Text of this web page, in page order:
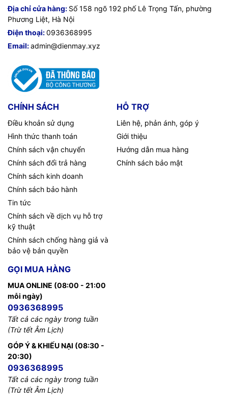
Địa chỉ cửa hàng: Số 158 ngõ 192 phố Lê Trọng Tấn, phường
Phương Liệt, Hà Nội
Điện thoại:0936368995
Email:admin@dienmay.xyz
CHÍNH SÁCH
Điều khoản sử dụng
Hình thức thanh toán
Chính sách vận chuyển
Chính sách đổi trả hàng
Chính sách kinh doanh
Chính sách bảo hành
Tin tức
Chính sách về dịch vụ hỗ trợ
kỹ thuật
Chính sách chống hàng giả và
bảo vệ bản quyền
HỖ TRỢ
Liên hệ, phản ánh, góp ý
Giới thiệu
Hướng dẫn mua hàng
Chính sách bảo mật
GỌI MUA HÀNG
MUA ONLINE (08:00 - 21:00
mỗi ngày)
0936368995
Tất cả các ngày trong tuần
(Trừ tết Âm Lịch)
GÓP Ý & KHIẾU NẠI (08:30 -
20:30)
0936368995
Tất cả các ngày trong tuần
(Trừ tết Âm Lịch)